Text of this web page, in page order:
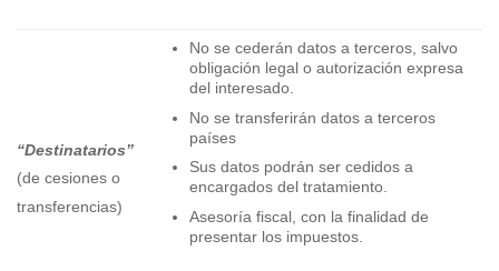
“Destinatarios”
(de cesiones o
transferencias)
No se cederán datos a terceros, salvo
obligación legal o autorización expresa
del interesado.
No se transferirán datos a terceros
países
Sus datos podrán ser cedidos a
encargados del tratamiento.
Asesoría fiscal, con la finalidad de
presentar los impuestos.